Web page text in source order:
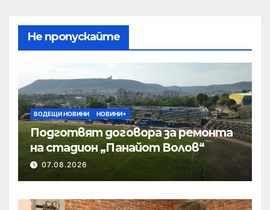
Не пропускайте
ВОДЕЩИ НОВИНИ НОВИНИ+
Подготвят договора за ремонта
на стадион „Панайот Волов“
07.08.2026